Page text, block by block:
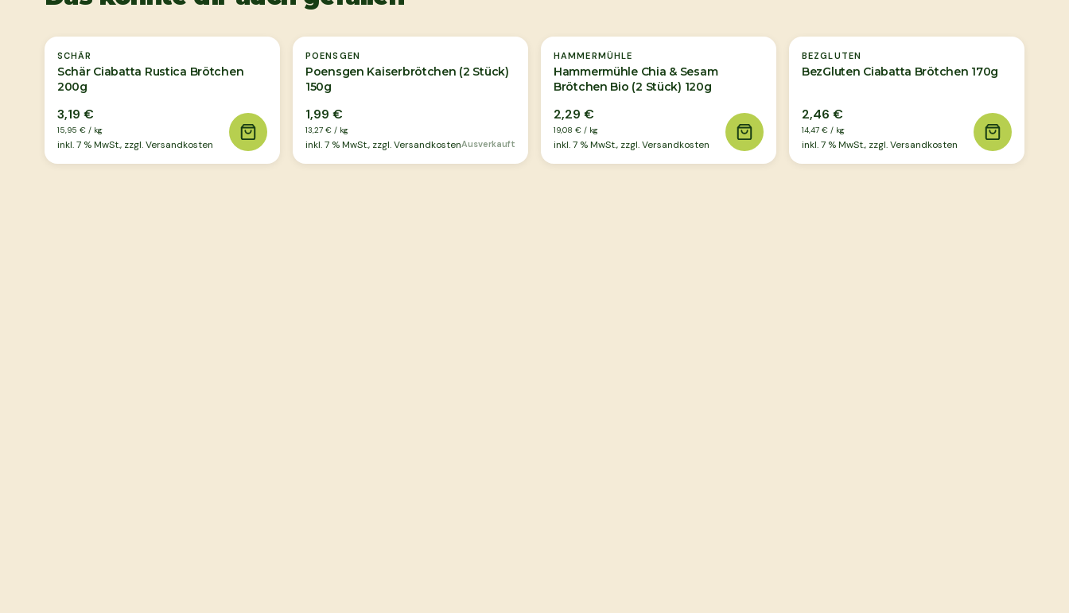
SCHÄR
Schär Ciabatta Rustica Brötchen
200g
3,19 €
15,95 € / kg
inkl.7 % MwSt., zzgl. Versandkosten
POENSGEN
Poensgen Kaiserbrötchen (2 Stück)
150g
1,99 €
13,27 € / kg
inkl.7 % MwSt., zzgl. VersandkostenAusverkauft
HAMMERMÜHLE
Hammermühle Chia & Sesam
Brötchen Bio (2 Stück) 120g
2,29 €
19,08 € / kg
inkl.7 % MwSt., zzgl. Versandkosten
BEZGLUTEN
BezGluten Ciabatta Brötchen 170g
2,46 €
14,47 € / kg
inkl.7 % MwSt., zzgl. Versandkosten